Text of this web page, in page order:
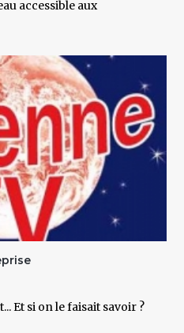
accessible aux
Et si on le faisait savoir ?